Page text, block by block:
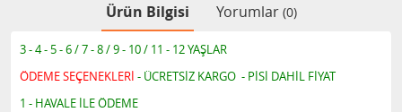
Ürün Bilgisi Yorumlar (0)
3 - 4 - 5 - 6 / 7 - 8 / 9 - 10 / 11 - 12 YAŞLAR
ÖDEME SEÇENEKLERİ - ÜCRETSİZ KARGO - PİSİ DAHİL FİYAT
1 - HAVALE İLE ÖDEME